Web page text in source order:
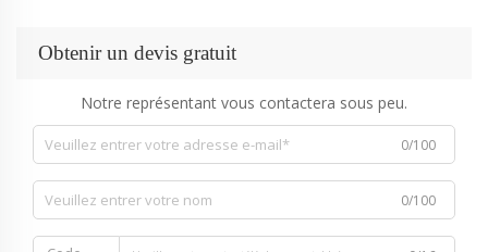
Obtenir un devis gratuit
Notre représentant vous contactera sous peu.
0/100
0/100